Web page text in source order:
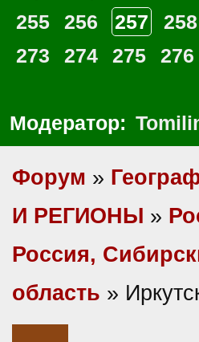
255
256 257 258
273
274 275 276
Модератор:
Форум »
И РЕГИОНЫ »
Россия,
область »